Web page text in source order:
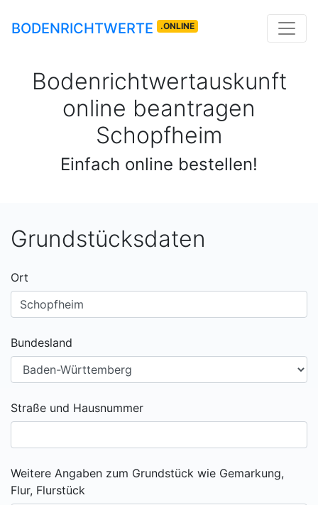
BODENRICHTWERTE .ONLINE
Bodenrichtwertauskunft
online beantragen
Schopfheim
Einfach online bestellen!
Grundstücksdaten
Ort
Bundesland
Straße und Hausnummer
Weitere Angaben zum Grundstück wie Gemarkung,
Flur, Flurstück